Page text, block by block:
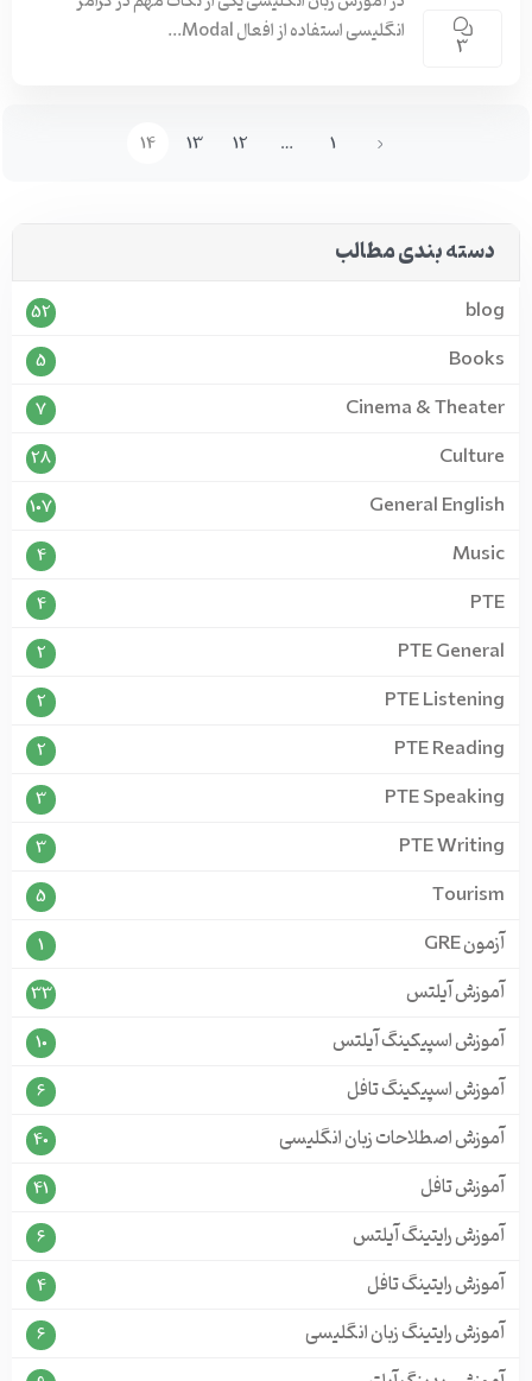
3
انگلیسی استفاده از افعال Modal...
1
…
12
13
14
دسته بندی مطالب
blog
52
Books
5
Cinema & Theater
7
Culture
28
General English
107
Music
4
PTE
4
PTE General
2
PTE Listening
2
PTE Reading
2
PTE Speaking
3
PTE Writing
3
Tourism
5
آزمون GRE 1
آموزش آیلتس 33
آموزش اسپیکینگ آیلتس 10
آموزش اسپیکینگ تافل 6
آموزش اصطلاحات زبان انگلیسی 40
آموزش تافل 41
آموزش رایتینگ آیلتس 6
آموزش رایتینگ تافل 4
آموزش رایتینگ زبان انگلیسی 6